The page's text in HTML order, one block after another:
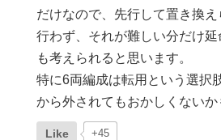
だけなので、先行して置き換
行わず、それが難しい分だけ
も考えられると思います。
特に6両編成は転用という選択
から外されてもおかしくないか
Like +45